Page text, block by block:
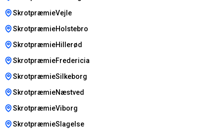
SkrotpræmieVejle
SkrotpræmieHolstebro
SkrotpræmieHillerød
SkrotpræmieFredericia
SkrotpræmieSilkeborg
SkrotpræmieNæstved
SkrotpræmieViborg
SkrotpræmieSlagelse